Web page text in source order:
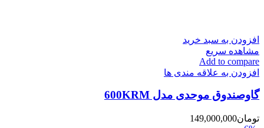
افزودن به سبد خرید
مشاهده سریع
Add to compare
افزودن به علاقه مندی ها
گاوصندوق موحدی مدل 600KRM
تومان149,000,000